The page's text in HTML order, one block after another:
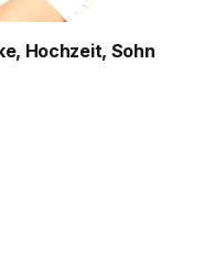
Hochzeit, Sohn